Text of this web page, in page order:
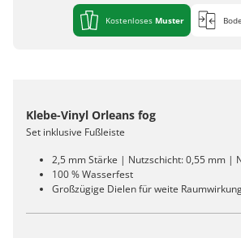
Kostenloses Muster
Klebe-Vinyl Orleans fog
Set inklusive Fußleiste
2,5 mm Stärke | Nutzschicht: 0,55 mm |
100 % Wasserfest
Großzügige Dielen für weite